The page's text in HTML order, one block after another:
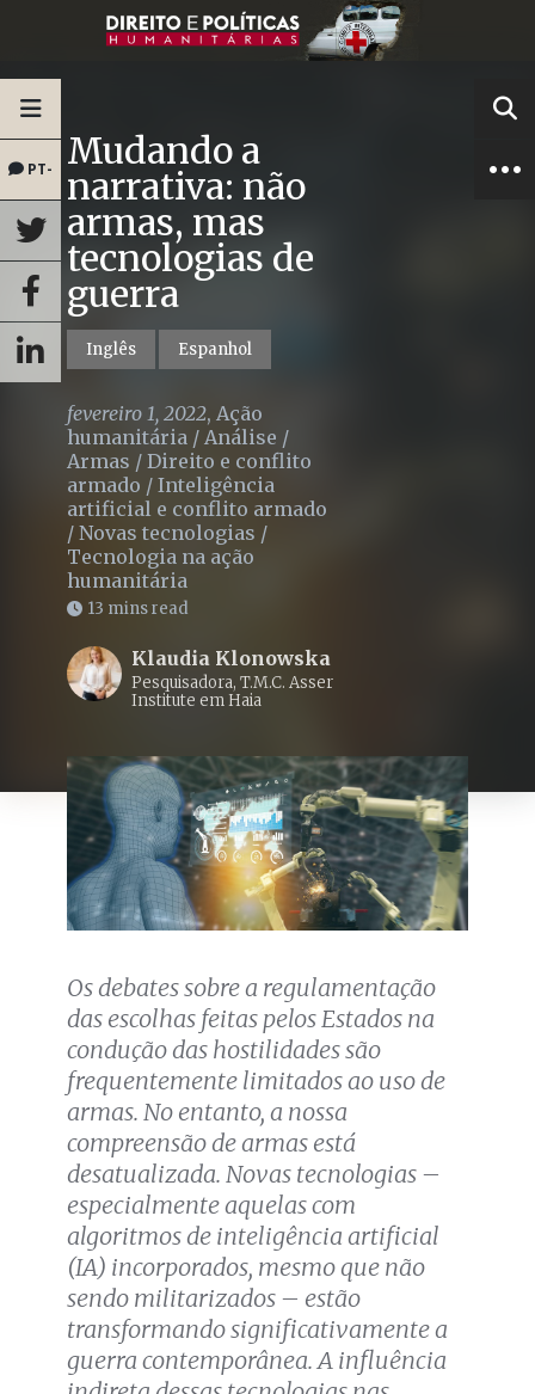
PT-
BR
Mudando a
narrativa: não
armas, mas
tecnologias de
guerra
Inglês Espanhol
fevereiro 1, 2022, Ação
humanitária / Análise /
Armas / Direito e conflito
armado / Inteligência
artificial e conflito armado
/ Novas tecnologias /
Tecnologia na ação
humanitária
13 mins read
Klaudia Klonowska
Pesquisadora, T.M.C. Asser
Institute em Haia
Os debates sobre a regulamentação
das escolhas feitas pelos Estados na
condução das hostilidades são
frequentemente limitados ao uso de
armas. No entanto, a nossa
compreensão de armas está
desatualizada. Novas tecnologias –
especialmente aquelas com
algoritmos de inteligência artificial
(IA) incorporados, mesmo que não
sendo militarizados – estão
transformando significativamente a
guerra contemporânea. A influência